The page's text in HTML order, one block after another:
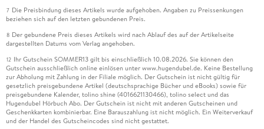
7 Die Preisbindung dieses Artikels wurde aufgehoben. Angaben zu Preissenkungen
beziehen sich auf den letzten gebundenen Preis.
8 Der gebundene Preis dieses Artikels wird nach Ablauf des auf der Artikelseite
dargestellten Datums vom Verlag angehoben.
12 Ihr Gutschein SOMMER13 gilt bis einschließlich 10.08.2026. Sie können den
Gutschein ausschließlich online einlösen unter www.hugendubel.de. Keine Bestellung
zur Abholung mit Zahlung in der Filiale möglich. Der Gutschein ist nicht gültig für
gesetzlich preisgebundene Artikel (deutschsprachige Bücher und eBooks) sowie für
preisgebundene Kalender, tolino shine (4016621130466), tolino select und das
Hugendubel Hörbuch Abo. Der Gutschein ist nicht mit anderen Gutscheinen und
Geschenkkarten kombinierbar. Eine Barauszahlung ist nicht möglich. Ein Weiterverkauf
und der Handel des Gutscheincodes sind nicht gestattet.